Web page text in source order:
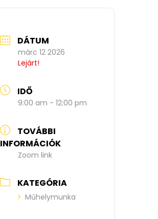
DÁTUM
márc 12 2026
Lejárt!
IDŐ
9:00 am - 12:00 pm
TOVÁBBI
INFORMÁCIÓK
Zoom link
KATEGÓRIA
Műhelymunka